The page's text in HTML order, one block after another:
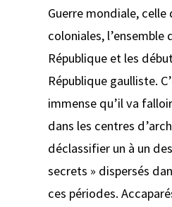
Guerre mondiale, celle
coloniales, l’ensemble
République et les
République gaulliste.
immense qu’il va
dans les centres
déclassifier un à un
secrets » dispersés
ces périodes.